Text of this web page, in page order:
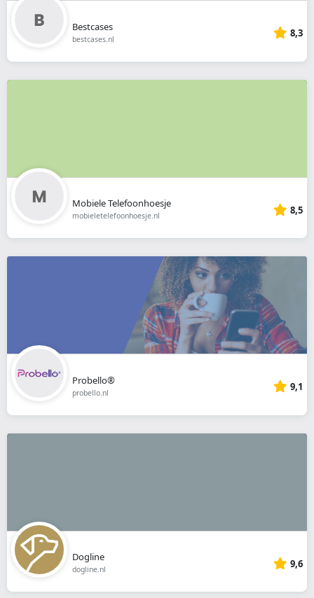
Bestcases
bestcases.nl 8,3
Mobiele Telefoonhoesje
mobieletelefoonhoesje.nl 8,5
Probello®
probello.nl 9,1
Dogline
dogline.nl 9,6